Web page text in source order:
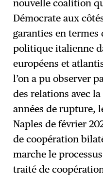
nouvelle coalition
Démocrate aux
garanties en
politique italienne
européens et
l’on a pu observer
des relations avec
années de rupture,
Naples de février
de coopération
marche le
traité de